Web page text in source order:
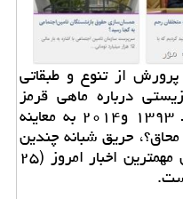
از تنوع و طبقاتی
محیط زیستی درباره ماهی قرمز
چینی، فراخوان خودروهای تولید ۱۳۹۳ و۲۰۱۴ به معاینه
حریق شبانه چندین
مغازه در بازار تهران و... همچون مهمترین اخبار امروز (۲۵